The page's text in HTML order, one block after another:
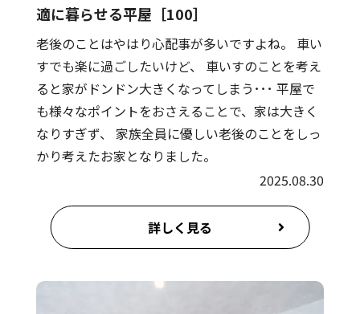
適に暮らせる平屋［100］
老後のことはやはり心配事が多いですよね。 車い
すでも楽に過ごしたいけど、 車いすのことを考え
ると家がドンドン大きくなってしまう･･･ 平屋で
も様々なポイントをおさえることで、家は大きく
なりすぎず、 家族全員に優しい老後のことをしっ
かり考えたお家となりました。
2025.08.30
詳しく見る